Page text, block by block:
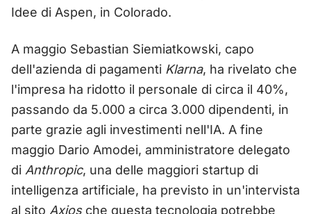
Idee di Aspen, in Colorado.
A maggio Sebastian Siemiatkowski, capo
dell'azienda di pagamenti Klarna, ha rivelato che
l'impresa ha ridotto il personale di circa il 40%,
passando da 5.000 a circa 3.000 dipendenti, in
parte grazie agli investimenti nell'IA. A fine
maggio Dario Amodei, amministratore delegato
di Anthropic, una delle maggiori startup di
intelligenza artificiale, ha previsto in un'intervista
al sito Axiosche questa tecnologia potrebbe